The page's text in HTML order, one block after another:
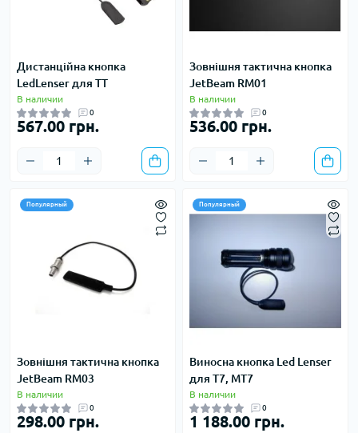
Дистанційна кнопка
LedLenser для TT
В наличии
0
567.00 грн.
Зовнішня тактична кнопка
JetBeam RM01
В наличии
0
536.00 грн.
Популярный
Зовнішня тактична кнопка
JetBeam RM03
В наличии
0
298.00 грн.
Популярный
Виносна кнопка Led Lenser
для T7, МT7
В наличии
0
1 188.00 грн.